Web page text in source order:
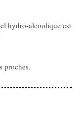
hydro-alcoolique est
proches.